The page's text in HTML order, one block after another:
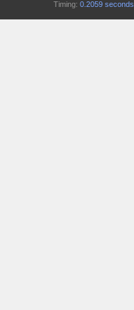
Timing: 0.2059 seconds